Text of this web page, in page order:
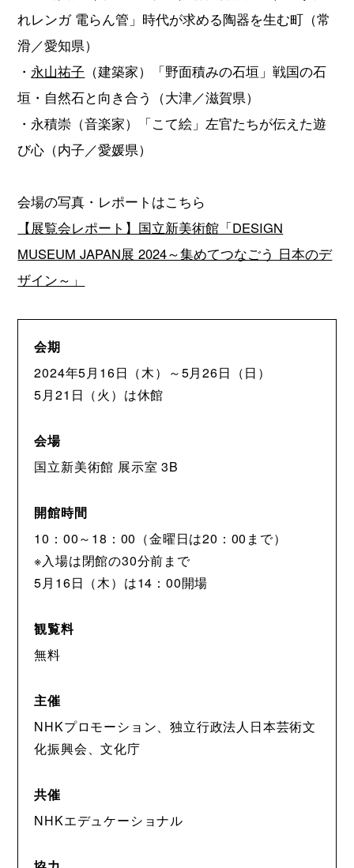
れレンガ 電らん管」時代が求める陶器を生む町（常
滑／愛知県）
・ 永山祐子 （建築家）「野面積みの石垣」戦国の石
垣・自然石と向き合う（大津／滋賀県）
・永積崇（音楽家）「こて絵」左官たちが伝えた遊
び心（内子／愛媛県）
会場の写真・レポートはこちら
【展覧会レポート】国立新美術館「DESIGN
MUSEUM JAPAN展 2024～集めてつなごう 日本のデ
ザイン～」
会期
2024年5月16日（木）～5月26日（日）
5月21日（火）は休館
会場
国立新美術館 展示室 3B
開館時間
10：00～18：00（金曜日は20：00まで）
※入場は閉館の30分前まで
5月16日（木）は14：00開場
観覧料
無料
主催
NHKプロモーション、独立行政法人日本芸術文
化振興会、文化庁
共催
NHKエデュケーショナル